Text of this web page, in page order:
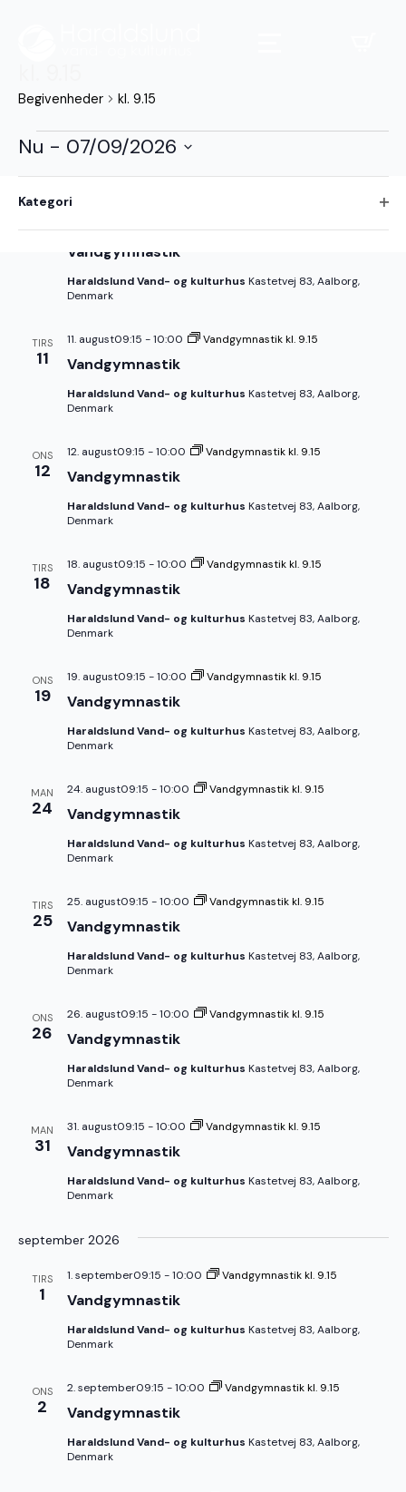
Begivenheder kl. 9.15
Begivenheder
Filtre
du
opdateres
med
resultater.
Kategori
Nu - 07/09/2026
MAN
Vandgymnastik
10. august09:15-10:00 Vandgymnastik kl. 9.15
Haraldslund Vand- og kulturhus Kastetvej 83, Aalborg,
Denmark
TIRS
11 Vandgymnastik
11. august09:15 -10:00 Vandgymnastik kl. 9.15
Haraldslund Vand- og kulturhus Kastetvej 83, Aalborg,
Denmark
ONS
12 Vandgymnastik
12. august09:15 -10:00 Vandgymnastik kl. 9.15
Haraldslund Vand- og kulturhus Kastetvej 83, Aalborg,
Denmark
TIRS
18 Vandgymnastik
18. august09:15 -10:00 Vandgymnastik kl. 9.15
Haraldslund Vand- og kulturhus Kastetvej 83, Aalborg,
Denmark
ONS
19 Vandgymnastik
19. august09:15 -10:00 Vandgymnastik kl. 9.15
Haraldslund Vand- og kulturhus Kastetvej 83, Aalborg,
Denmark
MAN
24 Vandgymnastik
24. august09:15 -10:00 Vandgymnastik kl. 9.15
Haraldslund Vand- og kulturhus Kastetvej 83, Aalborg,
Denmark
TIRS
25 Vandgymnastik
25. august09:15 -10:00 Vandgymnastik kl. 9.15
Haraldslund Vand- og kulturhus Kastetvej 83, Aalborg,
Denmark
ONS
26 Vandgymnastik
26. august09:15 -10:00 Vandgymnastik kl. 9.15
Haraldslund Vand- og kulturhus Kastetvej 83, Aalborg,
Denmark
MAN
31 Vandgymnastik
31. august09:15 -10:00 Vandgymnastik kl. 9.15
Haraldslund Vand- og kulturhus Kastetvej 83, Aalborg,
Denmark
september 2026
TIRS
1 Vandgymnastik
1. september09:15 -10:00 Vandgymnastik kl. 9.15
Haraldslund Vand- og kulturhus Kastetvej 83, Aalborg,
Denmark
ONS
2 Vandgymnastik
2. september09:15 -10:00 Vandgymnastik kl. 9.15
Haraldslund Vand- og kulturhus Kastetvej 83, Aalborg,
Denmark